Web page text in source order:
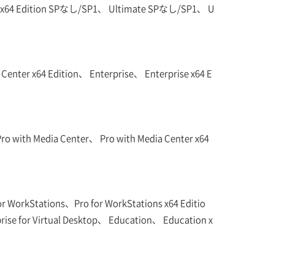
Edition SPなし/SP1、 Ultimate SPなし/SP1、 U
x64 Edition、 Enterprise、 Enterprise x64 E
with Media Center、 Pro with Media Center x64
WorkStations、Pro for WorkStations x64 Editio
for Virtual Desktop、 Education、 Education x